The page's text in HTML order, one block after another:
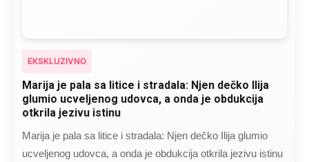
EKSKLUZIVNO
Marija je pala sa litice i stradala: Njen dečko Ilija
glumio ucveljenog udovca, a onda je obdukcija
otkrila jezivu istinu
Marija je pala sa litice i stradala: Njen dečko Ilija glumio
ucveljenog udovca, a onda je obdukcija otkrila jezivu istinu